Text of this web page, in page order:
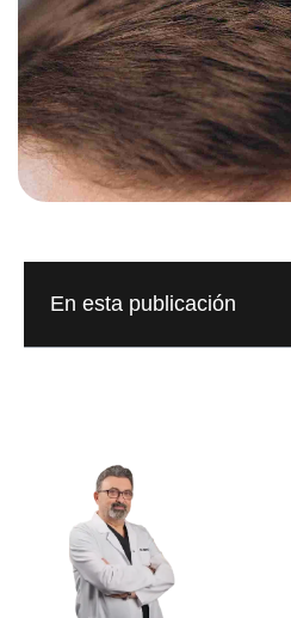
En esta publicación